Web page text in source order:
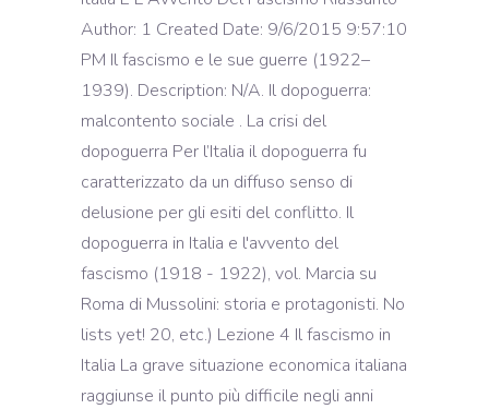
Author: 1 Created Date: 9/6/2015 9:57:10
PM Il fascismo e le sue guerre (1922–
1939). Description: N/A. Il dopoguerra:
malcontento sociale . La crisi del
dopoguerra Per l’Italia il dopoguerra fu
caratterizzato da un diffuso senso di
delusione per gli esiti del conflitto. Il
dopoguerra in Italia e l'avvento del
fascismo (1918 - 1922), vol. Marcia su
Roma di Mussolini: storia e protagonisti. No
lists yet! 20, etc.) Lezione 4 Il fascismo in
Italia La grave situazione economica italiana
raggiunse il punto più difficile negli anni